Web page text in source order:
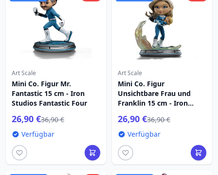
Art Scale
Mini Co. Figur Mr.
Fantastic 15 cm - Iron
Studios Fantastic Four
26,90 €36,90 €
Verfügbar
Art Scale
Mini Co. Figur
Unsichtbare Frau und
Franklin 15 cm - Iron
26,90 €36,90 €
Verfügbar